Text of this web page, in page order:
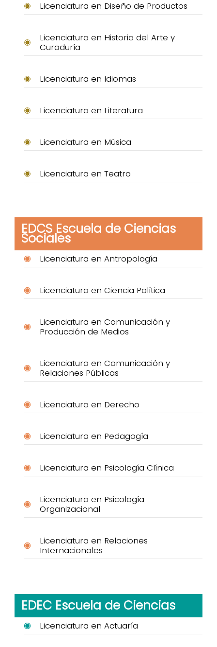
Licenciatura en Diseño de Productos
Licenciatura en Historia del Arte y
Curaduría
Licenciatura en Idiomas
Licenciatura en Literatura
Licenciatura en Música
Licenciatura en Teatro
EDCS Escuela de Ciencias
Sociales
Licenciatura en Antropología
Licenciatura en Ciencia Política
Licenciatura en Comunicación y
Producción de Medios
Licenciatura en Comunicación y
Relaciones Públicas
Licenciatura en Derecho
Licenciatura en Pedagogía
Licenciatura en Psicología Clínica
Licenciatura en Psicología
Organizacional
Licenciatura en Relaciones
Internacionales
EDEC Escuela de Ciencias
Licenciatura en Actuaría